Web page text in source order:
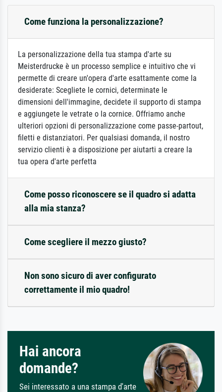
Come funziona la personalizzazione?
La personalizzazione della tua stampa d'arte su
Meisterdrucke è un processo semplice e intuitivo che vi
permette di creare un'opera d'arte esattamente come la
desiderate: Scegliete le cornici, determinate le
dimensioni dell'immagine, decidete il supporto di stampa
e aggiungete le vetrate o la cornice. Offriamo anche
ulteriori opzioni di personalizzazione come passe-partout,
filetti e distanziatori. Per qualsiasi domanda, il nostro
servizio clienti è a disposizione per aiutarti a creare la
tua opera d'arte perfetta
Come posso riconoscere se il quadro si adatta
alla mia stanza?
Come scegliere il mezzo giusto?
Non sono sicuro di aver configurato
correttamente il mio quadro!
Hai ancora
domande?
Sei interessato a una stampa d'arte